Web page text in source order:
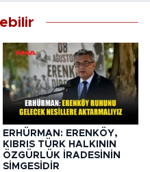
ERHÜRMAN: ERENKÖY,
KIBRIS TÜRK HALKININ
ÖZGÜRLÜK İRADESİNİN
SİMGESİDİR